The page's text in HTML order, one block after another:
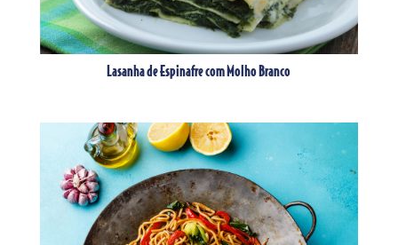
Lasanha de Espinafre com Molho Branco